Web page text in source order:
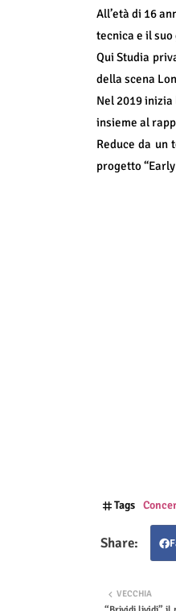
All’età di 16
tecnica e il
Qui Studia
della scena
Nel 2019
insieme al
Reduce da un
progetto “Early
Tags
VECCHIA